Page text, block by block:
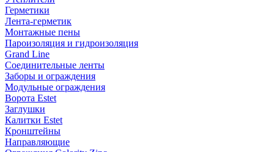
Герметики
Лента-герметик
Монтажные пены
Пароизоляция и гидроизоляция
Grand Line
Соединительные ленты
Заборы и ограждения
Модульные ограждения
Ворота Estet
Заглушки
Калитки Estet
Кронштейны
Направляющие